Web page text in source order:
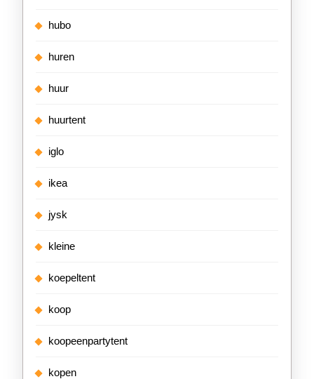
hubo
huren
huur
huurtent
iglo
ikea
jysk
kleine
koepeltent
koop
koopeenpartytent
kopen